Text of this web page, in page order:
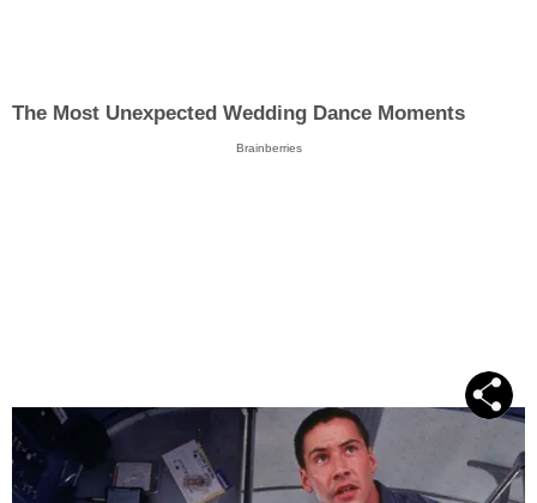
The Most Unexpected Wedding Dance Moments
Brainberries